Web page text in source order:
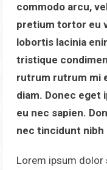
commodo arcu,
pretium tortor eu
lobortis lacinia
tristique
rutrum rutrum mi
diam. Donec eget
eu nec sapien.
nec tincidunt nibh
Lorem ipsum